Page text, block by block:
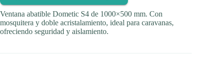
Ventana abatible Dometic S4 de 1000×500 mm. Con
mosquitera y doble acristalamiento, ideal para caravanas,
ofreciendo seguridad y aislamiento.